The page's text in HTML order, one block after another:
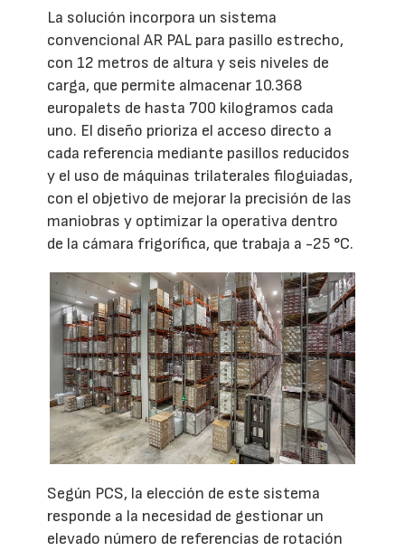
La solución incorpora un sistema
convencional AR PAL para pasillo estrecho,
con 12 metros de altura y seis niveles de
carga, que permite almacenar 10.368
europalets de hasta 700 kilogramos cada
uno. El diseño prioriza el acceso directo a
cada referencia mediante pasillos reducidos
y el uso de máquinas trilaterales filoguiadas,
con el objetivo de mejorar la precisión de las
maniobras y optimizar la operativa dentro
de la cámara frigorífica, que trabaja a -25 °C.
Según PCS, la elección de este sistema
responde a la necesidad de gestionar un
elevado número de referencias de rotación